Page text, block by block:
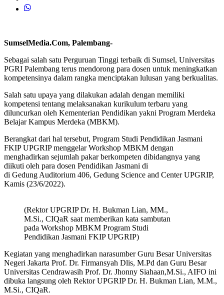
SumselMedia.Com, Palembang-
Sebagai salah satu Perguruan Tinggi terbaik di Sumsel, Universitas
PGRI Palembang terus mendorong para dosen untuk meningkatkan
kompetensinya dalam rangka menciptakan lulusan yang berkualitas.
Salah satu upaya yang dilakukan adalah dengan memiliki
kompetensi tentang melaksanakan kurikulum terbaru yang
diluncurkan oleh Kementerian Pendidikan yakni Program Merdeka
Belajar Kampus Merdeka (MBKM).
Berangkat dari hal tersebut, Program Studi Pendidikan Jasmani
FKIP UPGRIP menggelar Workshop MBKM dengan
menghadirkan sejumlah pakar berkompeten dibidangnya yang
diikuti oleh para dosen Pendidikan Jasmani di
di Gedung Auditorium 406, Gedung Science and Center UPGRIP,
Kamis (23/6/2022).
(Rektor UPGRIP Dr. H. Bukman Lian, MM.,
M.Si., CIQaR saat memberikan kata sambutan
pada Workshop MBKM Program Studi
Pendidikan Jasmani FKIP UPGRIP)
Kegiatan yang menghadirkan narasumber Guru Besar Universitas
Negeri Jakarta Prof. Dr. Firmansyah Dlis, M.Pd dan Guru Besar
Universitas Cendrawasih Prof. Dr. Jhonny Siahaan,M.Si., AIFO ini
dibuka langsung oleh Rektor UPGRIP Dr. H. Bukman Lian, M.M.,
M.Si., CIQaR.